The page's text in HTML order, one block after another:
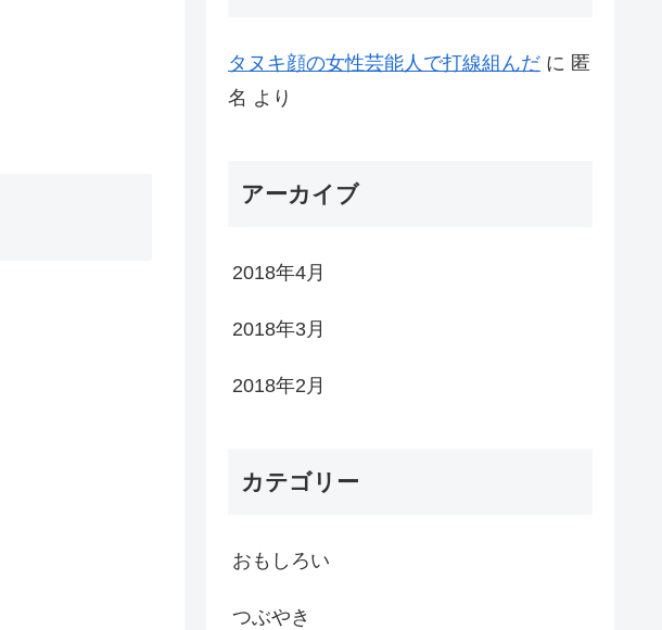
タヌキ顔の女性芸能人で打線組んだ に 匿
名 より
アーカイブ
2018年4月
2018年3月
2018年2月
カテゴリー
おもしろい
つぶやき